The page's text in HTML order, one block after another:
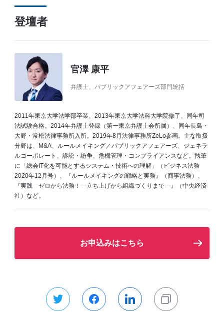
登壇者
官澤 康平
弁護士、パブリックアフェアーズ部門統括
2011年東京大学法学部卒業、2013年東京大学法科大学院修了、同年司
法試験合格。2014年弁護士登録（第一東京弁護士会所属）、同年長島・
大野・常松法律事務所入所。2019年8月法律事務所ZeLo参画。主な取扱
分野は、M&A、ルールメイキング／パブリックアフェアーズ、ジェネラ
ルコーポレート、訴訟・紛争、危機管理・コンプライアンスなど。執筆
に「総会IT化を可能とするシステム・技術への理解」（ビジネス法務
2020年12月号）、『ルールメイキングの戦略と実務』（商事法務）、
『実践 ゼロから法務！―立ち上げから組織づくりまで―』（中央経済
社）など。
お申込みはこちら